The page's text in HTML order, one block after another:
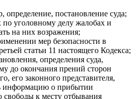
определение, постановление суда;
по уголовному делу жалобах и
на них возражения;
мер безопасности в
статьи 11 настоящего Кодекса;
определения суда,
до окончания прений сторон
его законного представителя,
информацию о прибытии
к месту отбывания